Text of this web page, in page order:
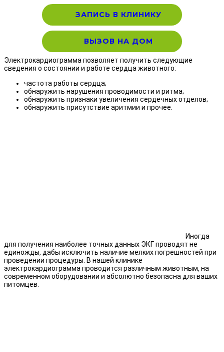
ЗАПИСЬ В КЛИНИКУ
ВЫЗОВ НА ДОМ
Электрокардиограмма позволяет получить следующие
сведения о состоянии и работе сердца животного:
частота работы сердца;
обнаружить нарушения проводимости и ритма;
обнаружить признаки увеличения сердечных отделов;
обнаружить присутствие аритмии и прочее.
Иногда
для получения наиболее точных данных ЭКГ проводят не
единожды, дабы исключить наличие мелких погрешностей при
проведении процедуры. В нашей клинике
электрокардиограмма проводится различным животным, на
современном оборудовании и абсолютно безопасна для ваших
питомцев.